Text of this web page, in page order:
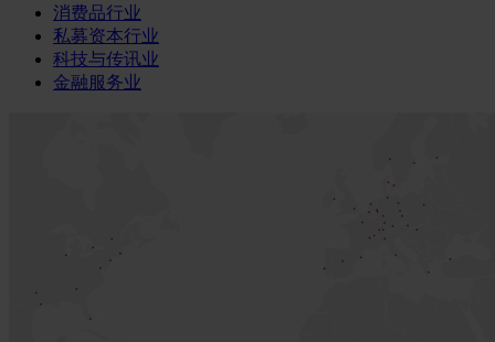
消费品行业
私募资本行业
科技与传讯业
金融服务业